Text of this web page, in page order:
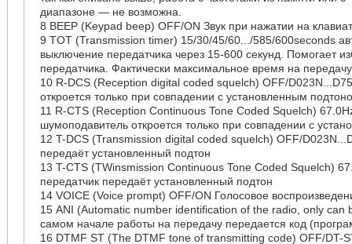
диапазоне — не возможна.
8 BEEP (Keypad beep) OFF/ON Звук при нажатии на
9 TOT (Transmission timer) 15/30/45/60.../585/600seconds
выключение передатчика через 15-600 секунд. Помогает
передатчика. Фактически максимальное время на
10 R-DCS (Reception digital coded squelch) OFF/
откроется только при совпадении с установленным
11 R-CTS (Reception Continuous Tone Coded Squelch)
шумоподавитель откроется только при совпадении с
12 T-DCS (Transmission digital coded squelch) OFF/
передаёт установленный подтон
13 T-CTS (TWinsmission Continuous Tone Coded Squelch)
передатчик передаёт установленный подтон
14 VOICE (Voice prompt) OFF/ON Голосовое
15 ANI (Automatic number identification of the radio, only can
самом начале работы на передачу передается код
16 DTMF ST (The DTMF tone of transmitting code) OFF/DT-